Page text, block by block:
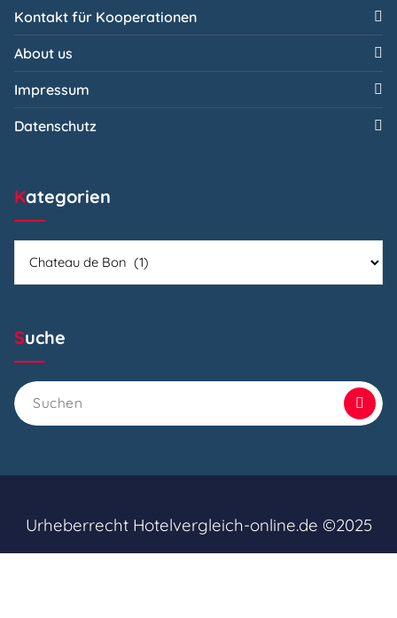
Kontakt für Kooperationen
About us
Impressum
Datenschutz
Kategorien
Suche
Suchen
nach:
Urheberrecht Hotelvergleich-online.de ©2025